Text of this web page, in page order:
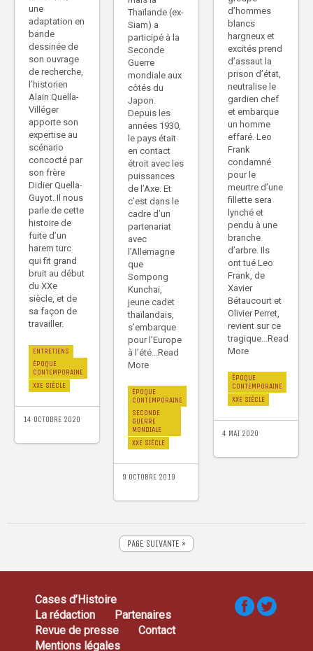
une
adaptation en
bande
dessinée de
son ouvrage
de recherche,
l’historien
Alain Quella-
Villéger
apporte son
expertise au
scénario
concocté par
son frère
Didier Quella-
Guyot. Il nous
parle de cette
histoire de
fuite d’un
harem turc
qui fit grand
bruit au début
du XXe
siècle, et de
sa façon de
travailler.
ENTRETIENS
ÉPOQUE
CONTEMPORAINE
XXE SIÈCLE
14 OCTOBRE 2020
d’hommes
blancs
hargneux et
excités prend
d’assaut la
prison d’état,
neutralise le
gardien chef
et embarque
un homme
effaré. Leo
Frank
condamné
pour le
meurtre d’une
fillette sera
lynché et
pendu à une
branche
d’arbre. Ils
ont tué Leo
Frank, de
Xavier
Bétaucourt et
Olivier Perret,
revient sur ce
tragique...Read
More
ÉPOQUE
CONTEMPORAINE
XXE SIÈCLE
4 MAI 2020
Thaïlande (ex-
Siam) a
participé à la
Seconde
Guerre
mondiale aux
côtés du
Japon.
Depuis les
années 1930,
le pays était
en contact
étroit avec les
puissances
de l’Axe. Et
c’est dans le
cadre d’un
partenariat
avec
l’Allemagne
que
Sompong
Kunchai,
jeune cadet
thaïlandais,
s’embarque
pour l’Europe
à l’été...Read
More
ÉPOQUE
CONTEMPORAINE
SECONDE
GUERRE
MONDIALE
XXE SIÈCLE
9 OCTOBRE 2019
PAGE SUIVANTE »
Cases d’Histoire
La rédaction
Partenaires
Revue de presse
Contact
Mentions légales